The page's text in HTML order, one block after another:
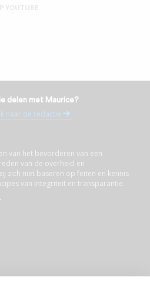
delen met Maurice?
naar de redactie
van het bevorderen van een
van de overheid en
zich niet baseren op feiten en kennis
van integriteit en transparantie.